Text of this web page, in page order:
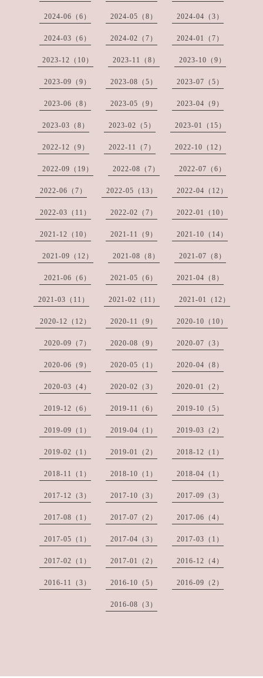
2024-06（6） 2024-05（8） 2024-04（3）
2024-03（6） 2024-02（7） 2024-01（7）
2023-12（10） 2023-11（8） 2023-10（9）
2023-09（9） 2023-08（5） 2023-07（5）
2023-06（8） 2023-05（9） 2023-04（9）
2023-03（8） 2023-02（5） 2023-01（15）
2022-12（9） 2022-11（7） 2022-10（12）
2022-09（19） 2022-08（7） 2022-07（6）
2022-06（7） 2022-05（13） 2022-04（12）
2022-03（11） 2022-02（7） 2022-01（10）
2021-12（10） 2021-11（9） 2021-10（14）
2021-09（12） 2021-08（8） 2021-07（8）
2021-06（6） 2021-05（6） 2021-04（8）
2021-03（11） 2021-02（11） 2021-01（12）
2020-12（12） 2020-11（9） 2020-10（10）
2020-09（7） 2020-08（9） 2020-07（3）
2020-06（9） 2020-05（1） 2020-04（8）
2020-03（4） 2020-02（3） 2020-01（2）
2019-12（6） 2019-11（6） 2019-10（5）
2019-09（1） 2019-04（1） 2019-03（2）
2019-02（1） 2019-01（2） 2018-12（1）
2018-11（1） 2018-10（1） 2018-04（1）
2017-12（3） 2017-10（3） 2017-09（3）
2017-08（1） 2017-07（2） 2017-06（4）
2017-05（1） 2017-04（3） 2017-03（1）
2017-02（1） 2017-01（2） 2016-12（4）
2016-11（3） 2016-10（5） 2016-09（2）
2016-08（3）